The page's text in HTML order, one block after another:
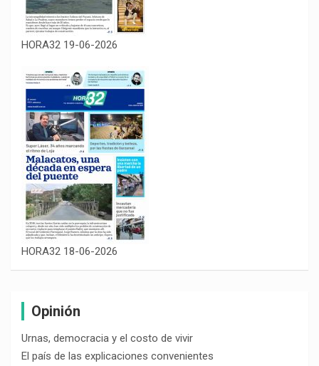
HORA32 19-06-2026
HORA32 18-06-2026
Opinión
Urnas, democracia y el costo de vivir
El país de las explicaciones convenientes